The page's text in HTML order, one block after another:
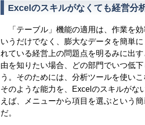
Excelのスキルがなくても経営分
「テーブル」機能の適用は、作業を
いうだけでなく、膨大なデータを簡単
れている経営上の問題点を明るみに出
由を知りたい場合、どの部門でいつ低
う。そのためには、分析ツールを使い
そのような能力を、Excelのスキルがな
えば、メニューから項目を選ぶという
だ。